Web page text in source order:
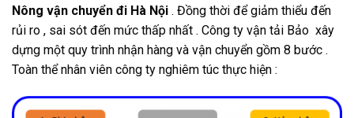
Nông vận chuyển đi Hà Nội . Đồng thời để giảm thiểu đến
rủi ro , sai sót đến mức thấp nhất . Công ty vận tải Bảo xây
dựng một quy trình nhận hàng và vận chuyển gồm 8 bước .
Toàn thể nhân viên công ty nghiêm túc thực hiện :